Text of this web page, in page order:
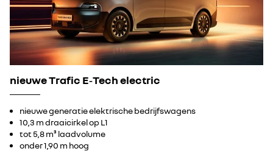
nieuwe Trafic E‑Tech electric
nieuwe generatie elektrische bedrijfswagens
10,3 m draaicirkel op L1
tot 5,8 m³ laadvolume
onder 1,90 m hoog